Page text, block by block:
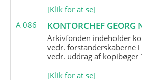
[Klik for at se]
A 086
KONTORCHEF GEORG
Arkivfonden indeholder
vedr. forstanderskaberne
vedr. uddrag af kopibøger
[Klik for at se]